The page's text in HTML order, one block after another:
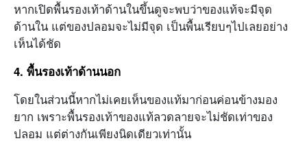
หากเปิดพื้นรองเท้าด้านในขึ้นดูจะพบว่าของแท้จะมีจุด
ด้านใน แต่ของปลอมจะไม่มีจุด เป็นพื้นเรียบๆไปเลยอย่าง
เห็นได้ชัด
4. พื้นรองเท้าด้านนอก
โดยในส่วนนี้หากไม่เคยเห็นของแท้มาก่อนค่อนข้างมอง
ยาก เพราะพื้นรองเท้าของแท้ลวดลายจะไม่ชัดเท่าของ
ปลอม แต่ต่างกันเพียงนิดเดียวเท่านั้น